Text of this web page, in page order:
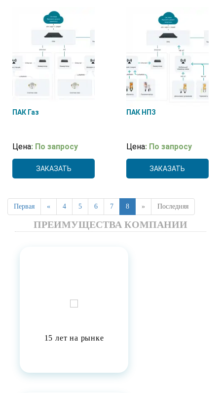
THIES CLIMA
VAISALA
ПАК Газ
Цена: По запросу
ЗАКАЗАТЬ
ПАК НПЗ
Цена: По запросу
ЗАКАЗАТЬ
Первая « 4 5 6 7 8 » Последняя
ПРЕИМУЩЕСТВА КОМПАНИИ
15 лет на рынке